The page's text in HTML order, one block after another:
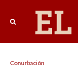
Conurbación